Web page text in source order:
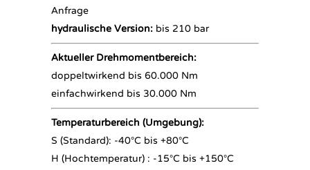
Anfrage
hydraulische Version: bis 210 bar
Aktueller Drehmomentbereich:
doppeltwirkend bis 60.000 Nm
einfachwirkend bis 30.000 Nm
Temperaturbereich (Umgebung):
S (Standard): -40°C bis +80°C
H (Hochtemperatur) : -15°C bis +150°C